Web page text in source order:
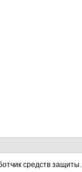
средств защиты.